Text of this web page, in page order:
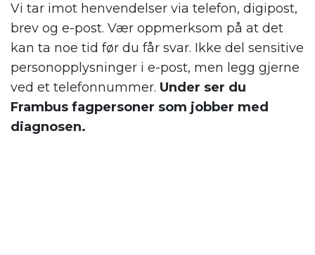
Vi tar imot henvendelser via telefon, digipost,
brev og e-post. Vær oppmerksom på at det
kan ta noe tid før du får svar. Ikke del sensitive
personopplysninger i e-post, men legg gjerne
ved et telefonnummer. Under ser du
Frambus fagpersoner som jobber med
diagnosen.